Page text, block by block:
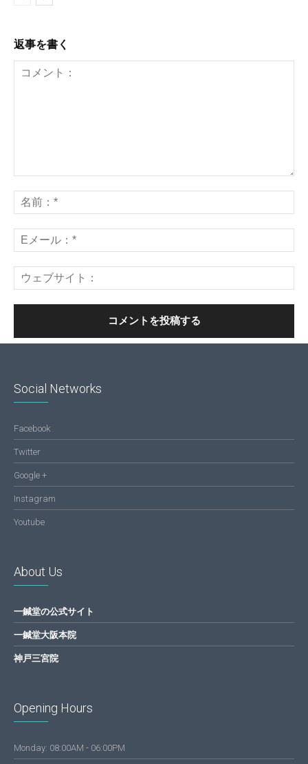
返事を書く
Social Networks
Facebook
Twitter
Google +
Instagram
Youtube
About Us
一鍼堂の公式サイト
一鍼堂大阪本院
神戸三宮院
Opening Hours
Monday: 08:00AM - 06:00PM